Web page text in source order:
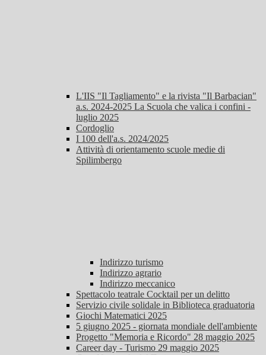
L'IIS "Il Tagliamento" e la rivista "Il Barbacian"
a.s. 2024-2025 La Scuola che valica i confini -
luglio 2025
Cordoglio
I 100 dell'a.s. 2024/2025
Attività di orientamento scuole medie di
Spilimbergo
Indirizzo turismo
Indirizzo agrario
Indirizzo meccanico
Spettacolo teatrale Cocktail per un delitto
Servizio civile solidale in Biblioteca graduatoria
Giochi Matematici 2025
5 giugno 2025 - giornata mondiale dell'ambiente
Progetto "Memoria e Ricordo" 28 maggio 2025
Career day - Turismo 29 maggio 2025